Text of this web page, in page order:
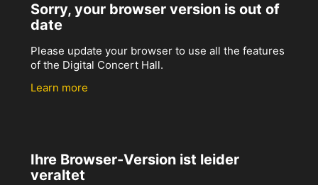
Sorry, your browser version is out of
date
Please update your browser to use all the features
of the Digital Concert Hall.
Learn more
Ihre Browser-Version ist leider
veraltet